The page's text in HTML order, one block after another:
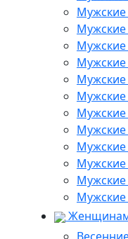
Мужские
Мужские
Мужские
Мужские
Мужские
Мужские
Мужские
Мужские
Мужские
Мужские
Мужские
Мужские